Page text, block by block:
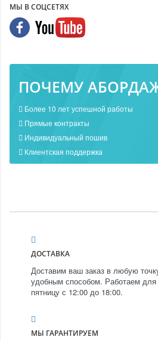
МЫ В СОЦСЕТЯХ
ПОЧЕМУ
Более 10 лет успешной работы
Прямые контракты
Индивидуальный пошив
Клиентская поддержка
ДОСТАВКА
Доставим ваш заказ в любую
удобным способом. Работаем для
пятницу с 12:00 до 18:00.
МЫ ГАРАНТИРУЕМ